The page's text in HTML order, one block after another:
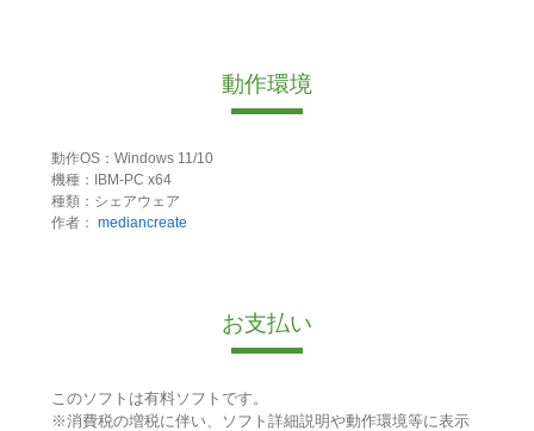
動作環境
動作OS：Windows 11/10
機種：IBM-PC x64
種類：シェアウェア
作者： mediancreate
お支払い
このソフトは有料ソフトです。
※消費税の増税に伴い、ソフト詳細説明や動作環境等に表示